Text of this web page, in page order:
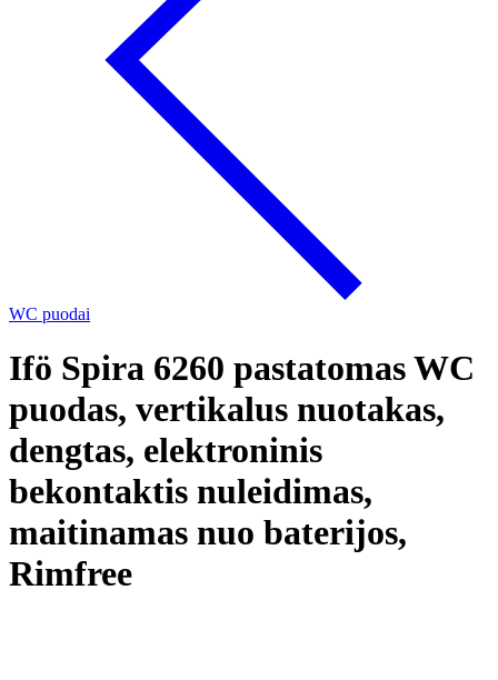
WC puodai
Ifö Spira 6260 pastatomas WC
puodas, vertikalus nuotakas,
dengtas, elektroninis
bekontaktis nuleidimas,
maitinamas nuo baterijos,
Rimfree